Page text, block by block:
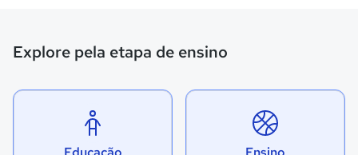
Explore pela etapa de ensino